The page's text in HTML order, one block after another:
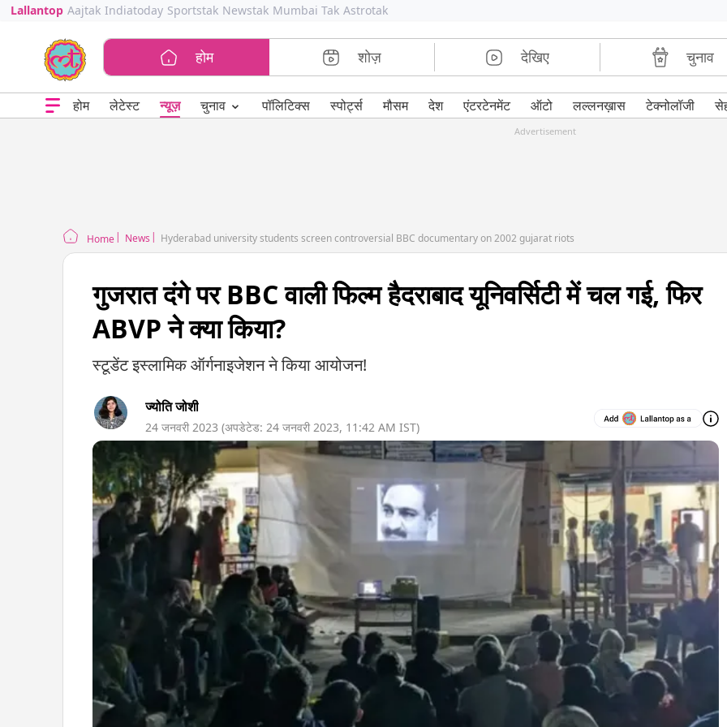
Lallantop Aajtak Indiatoday Sportstak Newstak Mumbai Tak Astrotak
होम शोज़ देखिए चुनाव
होम लेटेस्ट न्यूज़ चुनाव ⌄ पॉलिटिक्स स्पोर्ट्स मौसम देश एंटरटेनमेंट ऑटो लल्लनख़ास टेक्नोलॉजी
Advertisement
Home News Hyderabad university students screen controversial BBC documentary on 2002 gujarat riots
गुजरात दंगे पर BBC वाली फिल्म हैदराबाद यूनिवर्सिटी में चल गई, फिर
ABVP ने क्या किया?
स्टूडेंट इस्लामिक ऑर्गनाइजेशन ने किया आयोजन!
ज्योति जोशी
24 जनवरी 2023 (अपडेटेड: 24 जनवरी 2023, 11:42 AM IST)